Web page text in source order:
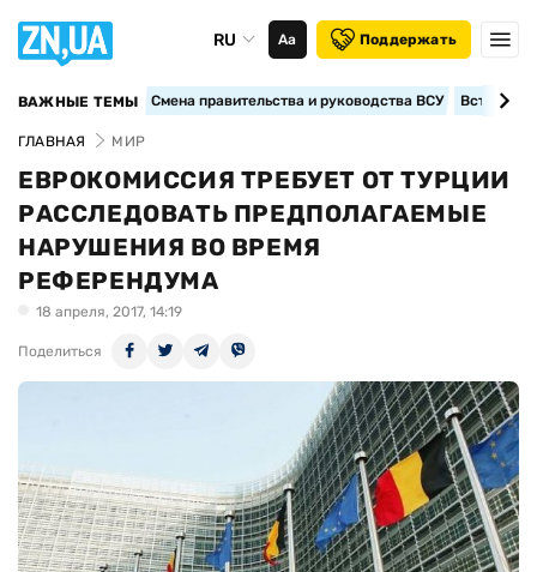
RU Аа Поддержать
ВАЖНЫЕ ТЕМЫ Смена правительства и руководства ВСУ
ГЛАВНАЯ МИР
ЕВРОКОМИССИЯ ТРЕБУЕТ ОТ ТУРЦИИ
РАССЛЕДОВАТЬ ПРЕДПОЛАГАЕМЫЕ
НАРУШЕНИЯ ВО ВРЕМЯ
РЕФЕРЕНДУМА
18 апреля, 2017, 14:19
Поделиться